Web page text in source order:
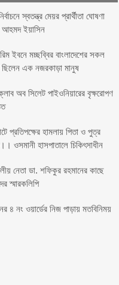
স্বতন্ত্র মেয়র প্রার্থীতা ঘোষণা
আহমদ ইয়াসিন
ইবনে মচ্ছব্বির বাংলাদেশের সকল
ছিলেন এক নজরকাড়া মানুষ
অব সিলেট পাইওনিয়ারের বৃক্ষরোপণ
প্রতিপক্ষের হামলায় পিতা ও পুত্র
হাসপাতালে চিকিৎসাধীন
নেতা ডা. শফিকুর রহমানের কাছে
স্মারকলিপি
৪ নং ওয়ার্ডের নিজ পাড়ায় মতবিনিময়